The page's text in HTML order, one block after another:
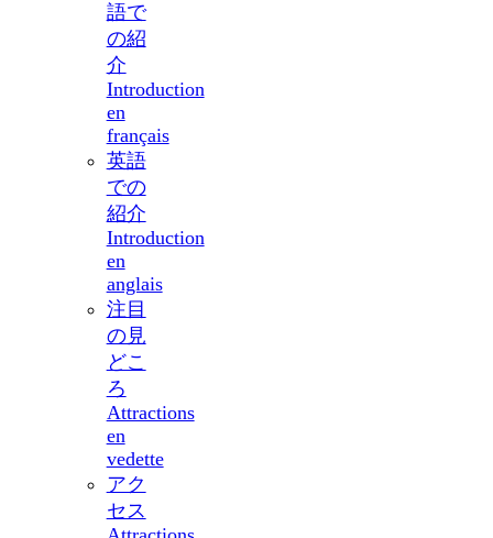
語で
の紹
介
Introduction
en
français
英語
での
紹介
Introduction
en
anglais
注目
の見
どこ
ろ
Attractions
en
vedette
アク
セス